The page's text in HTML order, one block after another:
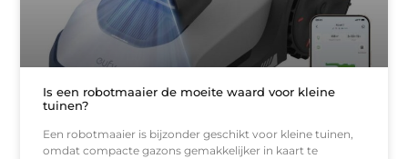
Is een robotmaaier de moeite waard voor kleine
tuinen?
Een robotmaaier is bijzonder geschikt voor kleine tuinen,
omdat compacte gazons gemakkelijker in kaart te